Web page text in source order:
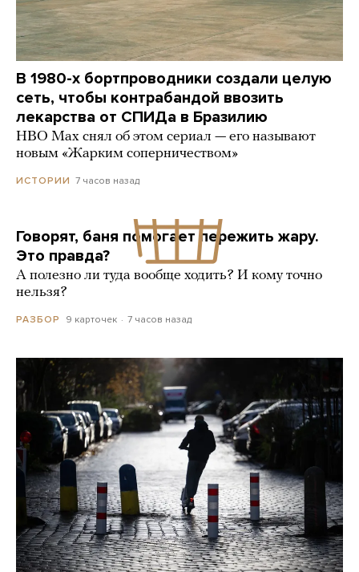
В 1980-х бортпроводники создали целую
сеть, чтобы контрабандой ввозить
лекарства от СПИДа в Бразилию
HBO Max снял об этом сериал — его называют
новым «Жарким соперничеством»
ИСТОРИИ 7 часов назад
Говорят, баня помогает пережить жару.
Это правда?
А полезно ли туда вообще ходить? И кому точно
нельзя?
РАЗБОР 9 карточек 7 часов назад